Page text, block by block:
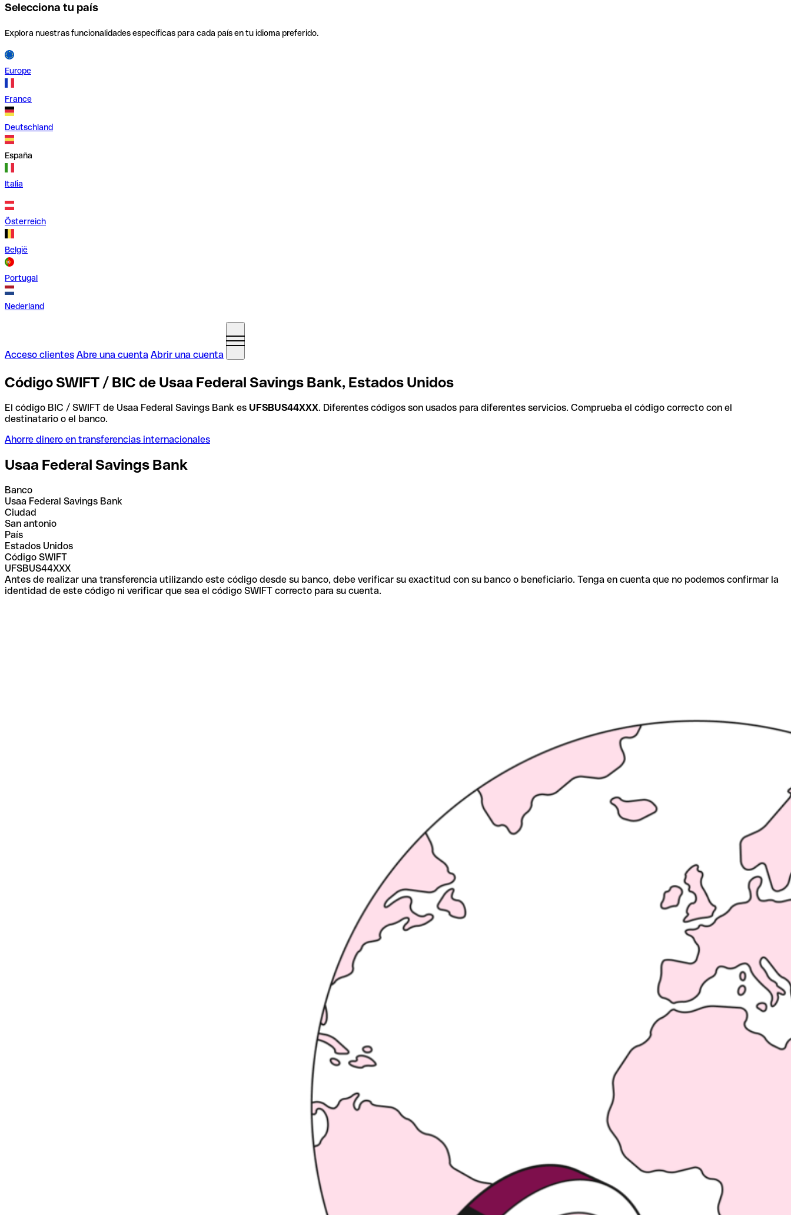
Selecciona tu país
Explora nuestras funcionalidades específicas para cada país en tu idioma preferido.
Europe
France
Deutschland
España
Italia
Österreich
België
Portugal
Nederland
Acceso clientes Abre una cuenta Abrir una cuenta
Código SWIFT / BIC de Usaa Federal Savings Bank, Estados Unidos
El código BIC / SWIFT de Usaa Federal Savings Bank es UFSBUS44XXX. Diferentes códigos son usados para diferentes servicios. Comprueba el código correcto con el
destinatario o el banco.
Ahorre dinero en transferencias internacionales
Usaa Federal Savings Bank
Banco
Usaa Federal Savings Bank
Ciudad
San antonio
País
Estados Unidos
Código SWIFT
UFSBUS44XXX
Antes de realizar una transferencia utilizando este código desde su banco, debe verificar su exactitud con su banco o beneficiario. Tenga en cuenta que no podemos confirmar la
identidad de este código ni verificar que sea el código SWIFT correcto para su cuenta.